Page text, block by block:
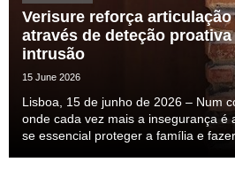
Verisure reforça articulação
através de deteção
intrusão
15 June 2026
Lisboa, 15 de junho de 2026 – Num
onde cada vez mais a insegurança é
se essencial proteger a família e